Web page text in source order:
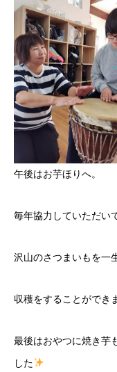
午後はお芋ほりへ。
毎年協力していただい
沢山のさつまいもを一
収穫をすることができ
最後はおやつに焼き芋
した